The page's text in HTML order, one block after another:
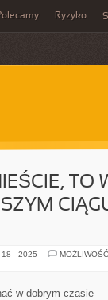
Ryzyko
TO
18 - 2025
w dobrym czasie